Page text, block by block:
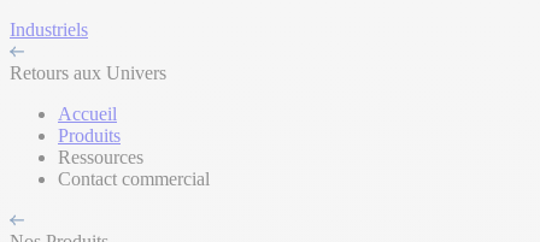
Industriels
Retours aux Univers
Accueil
Produits
Ressources
Contact commercial